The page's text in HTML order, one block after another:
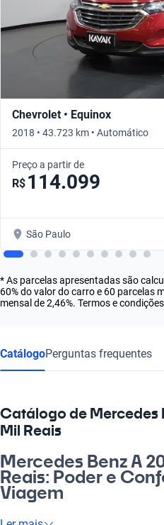
Chevrolet • Equinox
2018 • 43.723 km • Automático
Preço a partir de
R$ 114.099
São Paulo
* As parcelas apresentadas são
60% do valor do carro e 60 parcelas
mensal de 2,46%. Termos e
CatálogoPerguntas frequentes
Catálogo de Mercedes
Mil Reais
Mercedes Benz A
Reais: Poder e
Viagem
Se você busca um carro que